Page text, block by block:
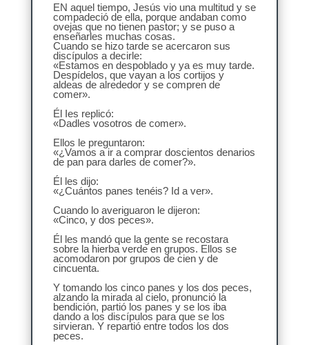
EN aquel tiempo, Jesús vio una multitud y se
compadeció de ella, porque andaban como
ovejas que no tienen pastor; y se puso a
enseñarles muchas cosas.
Cuando se hizo tarde se acercaron sus
discípulos a decirle:
«Estamos en despoblado y ya es muy tarde.
Despídelos, que vayan a los cortijos y
aldeas de alrededor y se compren de
comer».
Él Ies replicó:
«Dadles vosotros de comer».
Ellos le preguntaron:
«¿Vamos a ir a comprar doscientos denarios
de pan para darles de comer?».
Él les dijo:
«¿Cuántos panes tenéis? Id a ver».
Cuando lo averiguaron le dijeron:
«Cinco, y dos peces».
Él les mandó que la gente se recostara
sobre la hierba verde en grupos. Ellos se
acomodaron por grupos de cien y de
cincuenta.
Y tomando los cinco panes y los dos peces,
alzando la mirada al cielo, pronunció la
bendición, partió los panes y se los iba
dando a los discípulos para que se los
sirvieran. Y repartió entre todos los dos
peces.